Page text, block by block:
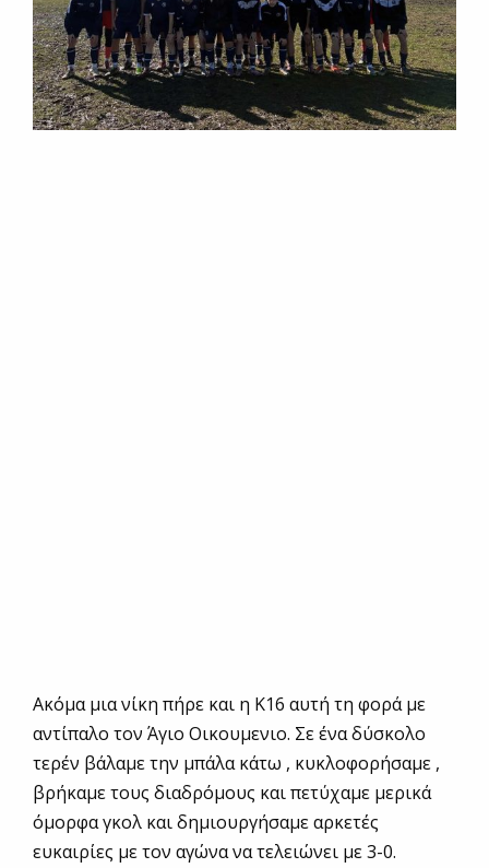
Ακόμα μια νίκη πήρε και η Κ16 αυτή τη φορά με
αντίπαλο τον Άγιο Οικουμενιο. Σε ένα δύσκολο
τερέν βάλαμε την μπάλα κάτω , κυκλοφορήσαμε ,
βρήκαμε τους διαδρόμους και πετύχαμε μερικά
όμορφα γκολ και δημιουργήσαμε αρκετές
ευκαιρίες με τον αγώνα να τελειώνει με 3-0.